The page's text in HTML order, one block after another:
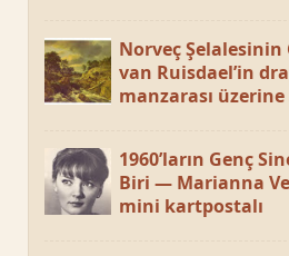
Norveç
van Ruisdael’in
manzarası
1960’ların Genç
Biri — Marianna
mini kartpostalı